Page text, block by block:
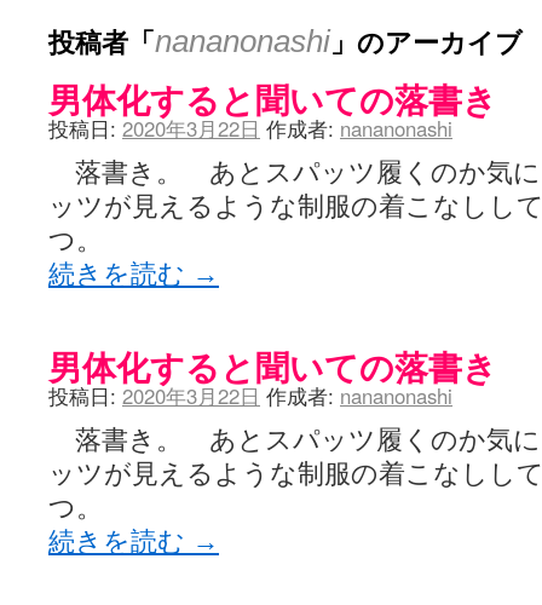
咲クラ女子 - 咲-Saki- / 姫松の上重漫ちゃんと演じている伊達朱里紗さ
咲ミダレ - 咲-saki- / MJ第14回咲CUP 咲なま他
(11:53)
はやりの如く☆ - 咲-saki- / 悪いこと【SS】 (06:42)
麻雀雑記あれこれ - 咲 -Saki- / 咲-Saki-キャラが台湾麻雀を打ったらど
あっちが変 / あっちが変 (08:31)
BBKN BLOG / トップページ（サイトマップ） (15:00)
あにてつ！ / 千里山に行ってきました（2017年09月） (06:14)
さくやこのはな - 咲 -saki- / 末の千里のために(咲さんが和ちゃんを招
凡人の私 / ステルス坂こと咲-Saki-5巻表紙の舞台を発見しました
嶺上開花自摸 / Last day of Summer session 1
咲-Saki- | にゅいのって / 咲-Saki-臨時アンテナ (11:50)
咲-Saki-ブログ！～麻雀下手でも咲が好き～ / ブログ名変更のお知らせ
嶺上航路 / ドラフト前日なので中日ドラゴンズのドラフト指名を予想
音を奏でて花が咲く - 咲-Saki- / 浩子「…あっ分かった 恐らくそうい
一萬人の麓路() - 咲-Saki- / 咲-Saki- 第193局[竜王] ドラゴンの王とパク
from A to K / [咲-saki-][麻雀ゲーム]【ゲーム】セガのMJシリーズで2年
ユズポニッキ - 咲-Saki- / ☆ #咲実写 ☆告知☆オンライン上映会☆ 阿
ああ、あの牌？ - 咲-Saki- / シノハユ菰沢中関連(江津・大田)の登場舞
投稿者「nananonashi」のアーカイブ
男体化すると聞いての落書き
投稿日: 2020年3月22日 作成者: nananonashi
落書き。 あとスパッツ履くのか気
ッツが見えるような制服の着こなしし
つ。
続きを読む →
男体化すると聞いての落書き
投稿日: 2020年3月22日 作成者: nananonashi
落書き。 あとスパッツ履くのか気
ッツが見えるような制服の着こなしし
つ。
続きを読む →